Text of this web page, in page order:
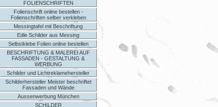
FOLIENSCHRIFTEN
Folienschrift online bestellen -
Folienschriften selber verkleben
Messingtafel mit Beschriftung
Edle Schilder aus Messing
Selbstklebe Folien online bestellen
BESCHRIFTUNG & MALEREI AUF
FASSADEN - GESTALTUNG &
WERBUNG
Schilder und Lichtreklamehersteller
Schilderhersteller Meister beschriftet
Fassaden und Wände
Aussenwerbung München
SCHILDER